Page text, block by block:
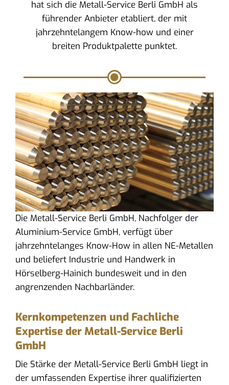
hat sich die Metall-Service Berli GmbH als
führender Anbieter etabliert, der mit
jahrzehntelangem Know-how und einer
breiten Produktpalette punktet.
Die Metall-Service Berli GmbH, Nachfolger der
Aluminium-Service GmbH, verfügt über
jahrzehntelanges Know-How in allen NE-Metallen
und beliefert Industrie und Handwerk in
Hörselberg-Hainich bundesweit und in den
angrenzenden Nachbarländer.
Kernkompetenzen und Fachliche
Expertise der Metall-Service Berli
GmbH
Die Stärke der Metall-Service Berli GmbH liegt in
der umfassenden Expertise ihrer qualifizierten